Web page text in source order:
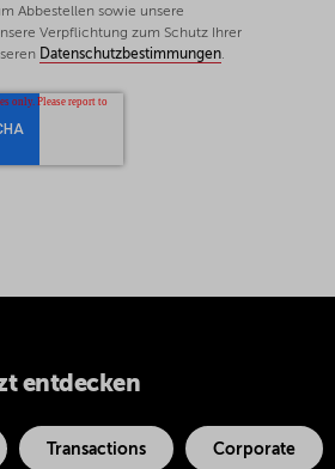
Abbestellen sowie unsere
Verpflichtung zum Schutz Ihrer
Datenschutzbestimmungen.
entdecken
Transactions Corporate